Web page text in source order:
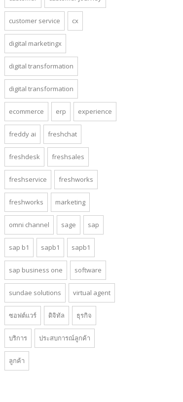
customer service cx
digital marketingx
digital transformation
digital transformation
ecommerce erp experience
freddy ai freshchat
freshdesk freshsales
freshservice freshworks
freshworks marketing
omni channel sage sap
sap b1 sapb1 sapb1
sap business one software
sundae solutions virtual agent
ซอฟต์แวร์ ดิจิทัล ธุรกิจ
บริการ ประสบการณ์ลูกค้า
ลูกค้า